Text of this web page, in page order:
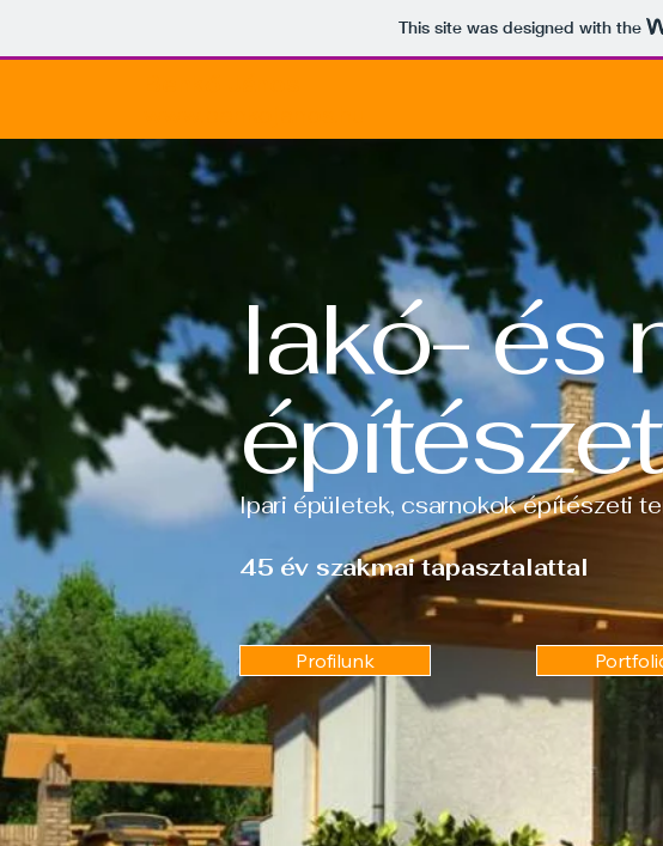
This site was designed with the
lakó- és
Ipari épületek, csarnokok építészeti
45 év szakmai tapasztalattal
Profilunk